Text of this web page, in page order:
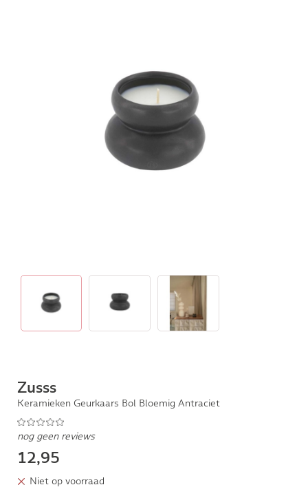
Zusss
Keramieken Geurkaars Bol Bloemig Antraciet
nog geen reviews
12,95
Niet op voorraad